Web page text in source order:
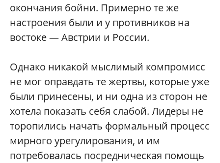
окончания бойни. Примерно те же
настроения были и у противников на
востоке — Австрии и России.
Однако никакой мыслимый компромисс
не мог оправдать те жертвы, которые уже
были принесены, и ни одна из сторон не
хотела показать себя слабой. Лидеры не
торопились начать формальный процесс
мирного урегулирования, и им
потребовалась посредническая помощь